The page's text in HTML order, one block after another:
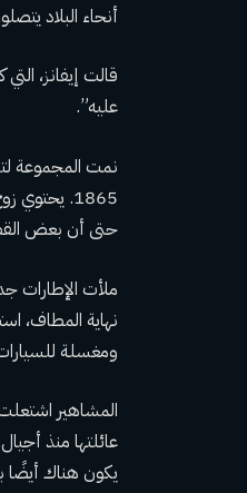
أنحاء البلاد
قالت إيفانز،
عليه”.
نمت المجموعة
1865.
حتى أن بعض
ملأت الإطارات
نهاية المطاف،
ومغسلة
المشاهير
يكون هناك أيضًا